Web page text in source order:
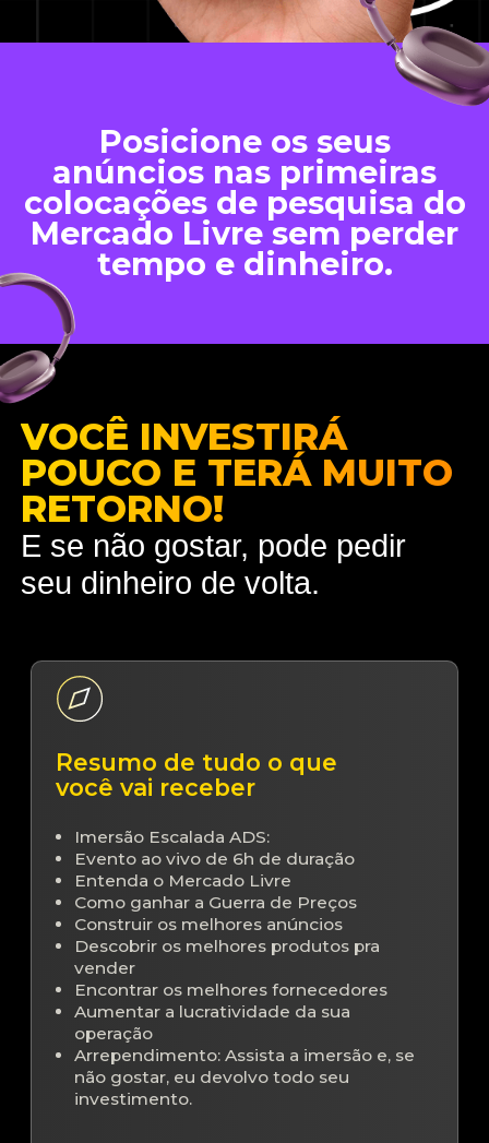
Posicione os seus
anúncios nas primeiras
colocações de pesquisa do
Mercado Livre sem perder
tempo e dinheiro.
VOCÊ INVESTIRÁ
POUCO E TERÁ MUITO
RETORNO!
E se não gostar, pode pedir
seu dinheiro de volta.
Resumo de tudo o que
você vai receber
Imersão Escalada ADS:
Evento ao vivo de 6h de duração
Entenda o Mercado Livre
Como ganhar a Guerra de Preços
Construir os melhores anúncios
Descobrir os melhores produtos pra
vender
Encontrar os melhores fornecedores
Aumentar a lucratividade da sua
operação
Arrependimento: Assista a imersão e, se
não gostar, eu devolvo todo seu
investimento.